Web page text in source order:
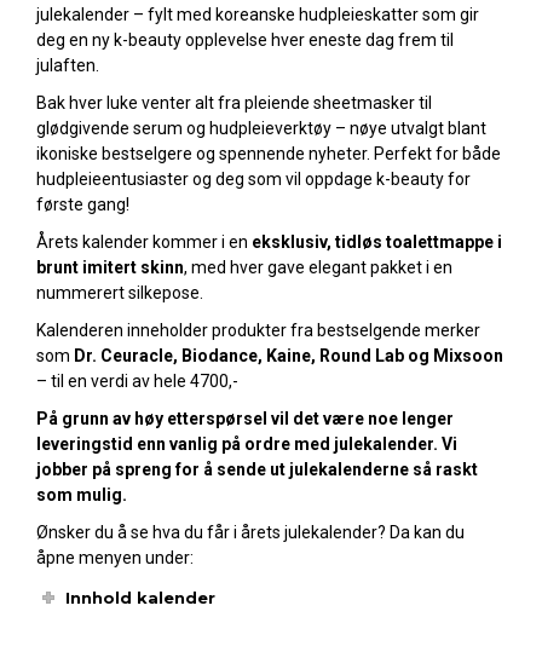
julekalender – fylt med koreanske hudpleieskatter som gir
deg en ny k-beauty opplevelse hver eneste dag frem til
julaften.
Bak hver luke venter alt fra pleiende sheetmasker til
glødgivende serum og hudpleieverktøy – nøye utvalgt blant
ikoniske bestselgere og spennende nyheter. Perfekt for både
hudpleieentusiaster og deg som vil oppdage k-beauty for
første gang!
Årets kalender kommer i en eksklusiv, tidløs toalettmappe i
brunt imitert skinn, med hver gave elegant pakket i en
nummerert silkepose.
Kalenderen inneholder produkter fra bestselgende merker
som Dr. Ceuracle, Biodance, Kaine, Round Lab og Mixsoon
– til en verdi av hele 4700,-
På grunn av høy etterspørsel vil det være noe lenger
leveringstid enn vanlig på ordre med julekalender. Vi
jobber på spreng for å sende ut julekalenderne så raskt
som mulig.
Ønsker du å se hva du får i årets julekalender? Da kan du
åpne menyen under:
Innhold kalender